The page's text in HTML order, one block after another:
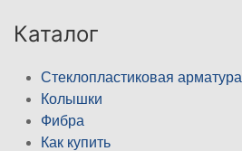
Каталог
Стеклопластиковая арматура
Колышки
Фибра
Как купить